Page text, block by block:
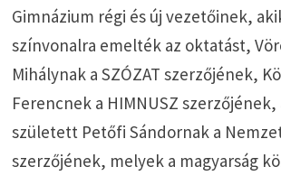
Gimnázium régi és új vezetőinek,
színvonalra emelték az oktatást,
Mihálynak a SZÓZAT szerzőjének,
Ferencnek a HIMNUSZ szerzőjének,
született Petőfi Sándornak a
szerzőjének, melyek a magyarság